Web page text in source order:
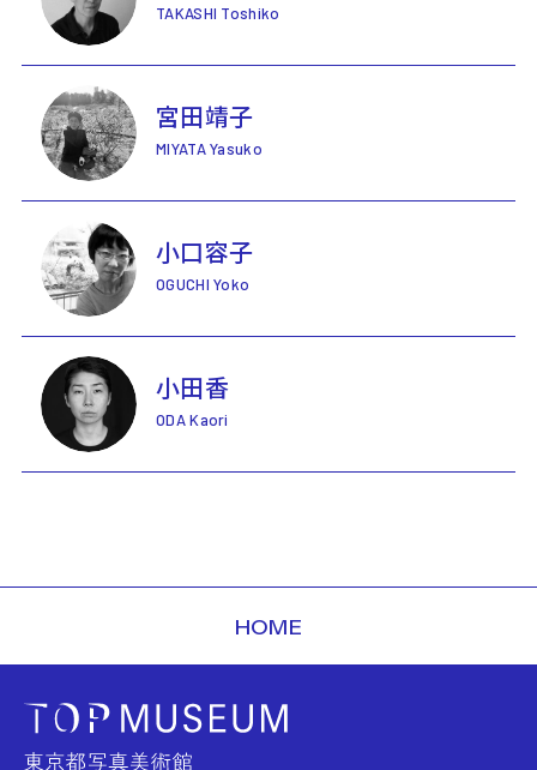
TAKASHI Toshiko
宮田靖子
MIYATA Yasuko
小口容子
OGUCHI Yoko
小田香
ODA Kaori
HOME